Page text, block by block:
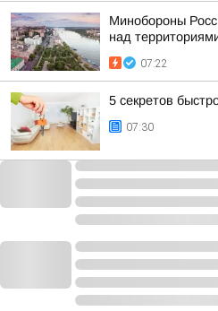
Минобороны
над
07:22
5 секретов
07:30